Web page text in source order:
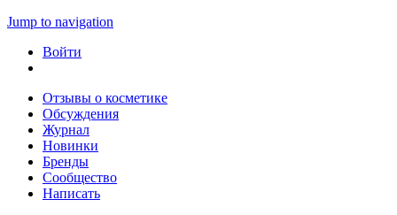
Jump to navigation
Войти
Отзывы о косметике
Обсуждения
Журнал
Новинки
Бренды
Сообщество
Написать